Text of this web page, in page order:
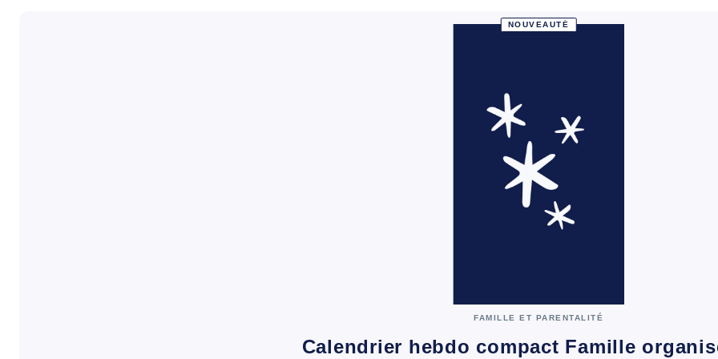
NOUVEAUTÉ
FAMILLE ET PARENTALITÉ
Calendrier hebdo compact Famille